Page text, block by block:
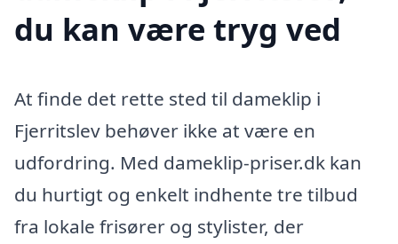
du kan være tryg ved
At finde det rette sted til dameklip i
Fjerritslev behøver ikke at være en
udfordring. Med dameklip-priser.dk kan
du hurtigt og enkelt indhente tre tilbud
fra lokale frisører og stylister, der